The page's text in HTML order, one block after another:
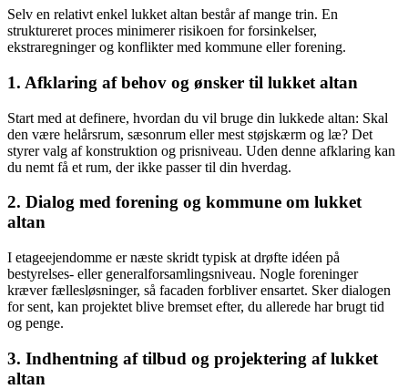
Selv en relativt enkel lukket altan består af mange trin. En
struktureret proces minimerer risikoen for forsinkelser,
ekstraregninger og konflikter med kommune eller forening.
1. Afklaring af behov og ønsker til lukket altan
Start med at definere, hvordan du vil bruge din lukkede altan: Skal
den være helårsrum, sæsonrum eller mest støjskærm og læ? Det
styrer valg af konstruktion og prisniveau. Uden denne afklaring kan
du nemt få et rum, der ikke passer til din hverdag.
2. Dialog med forening og kommune om lukket
altan
I etageejendomme er næste skridt typisk at drøfte idéen på
bestyrelses- eller generalforsamlingsniveau. Nogle foreninger
kræver fællesløsninger, så facaden forbliver ensartet. Sker dialogen
for sent, kan projektet blive bremset efter, du allerede har brugt tid
og penge.
3. Indhentning af tilbud og projektering af lukket
altan